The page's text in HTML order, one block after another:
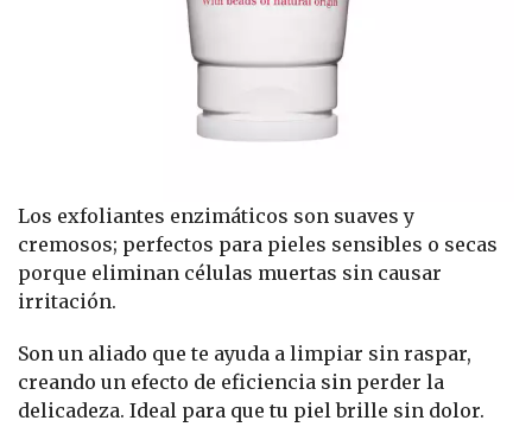
Los exfoliantes enzimáticos son suaves y
cremosos; perfectos para pieles sensibles o secas
porque eliminan células muertas sin causar
irritación.
Son un aliado que te ayuda a limpiar sin raspar,
creando un efecto de eficiencia sin perder la
delicadeza. Ideal para que tu piel brille sin dolor.